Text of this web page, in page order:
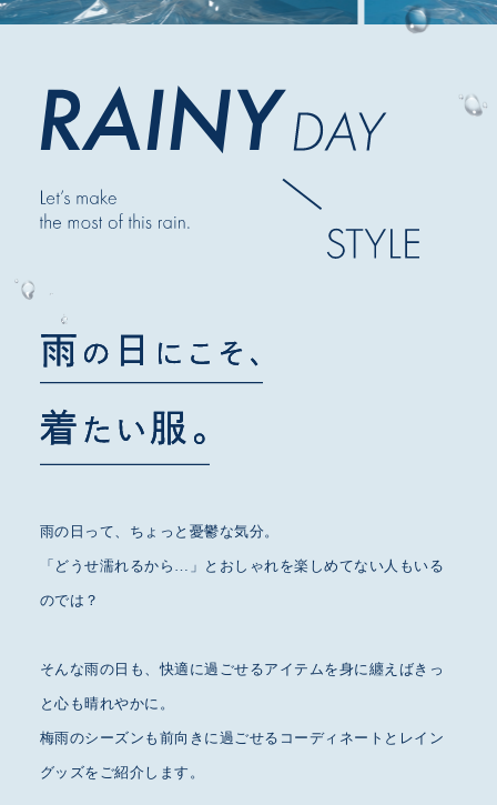
雨の日って、ちょっと憂鬱な気分。
「どうせ濡れるから…」とおしゃれを楽しめてない人もいる
のでは？
そんな雨の日も、快適に過ごせるアイテムを身に纏えばきっ
と心も晴れやかに。
梅雨のシーズンも前向きに過ごせるコーディネートとレイン
グッズをご紹介します。